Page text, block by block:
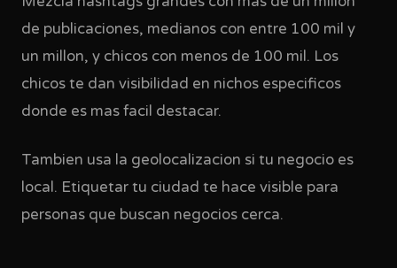
de publicaciones, medianos con entre 100 mil y
un millon, y chicos con menos de 100 mil. Los
chicos te dan visibilidad en nichos especificos
donde es mas facil destacar.
Tambien usa la geolocalizacion si tu negocio es
local. Etiquetar tu ciudad te hace visible para
personas que buscan negocios cerca.